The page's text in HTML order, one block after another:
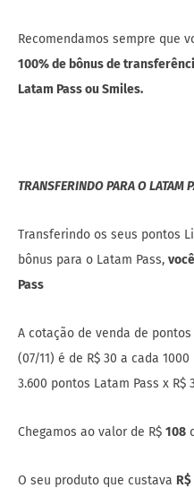
Recomendamos sempre que
100% de bônus de
Latam Pass ou Smiles.
TRANSFERINDO PARA O LATAM
Transferindo os seus pontos
bônus para o Latam Pass,
Pass
A cotação de venda de
(07/11) é de R$ 30 a cada
3.600 pontos Latam Pass x R$
Chegamos ao valor de R$ 108
O seu produto que custava